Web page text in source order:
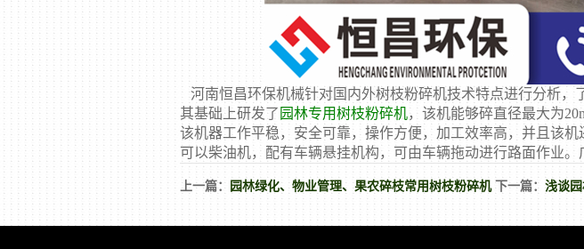
河南恒昌环保机械针对国内外树枝粉碎机技术特点进行分析，
其基础上研发了 园林专用树枝粉碎机，该机能够碎直径最大为
该机器工作平稳，安全可靠，操作方便，加工效率高，并且该
可以柴油机，配有车辆悬挂机构，可由车辆拖动进行路面作业
上一篇： 园林绿化、物业管理、果农碎枝常用树枝粉碎机下一篇： 浅谈